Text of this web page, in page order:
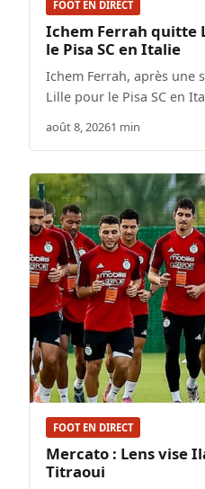
FOOT EN DIRECT
Ichem Ferrah quitte
le Pisa SC en Italie
Ichem Ferrah, après une
Lille pour le Pisa SC en
août 8, 20261 min
FOOT EN DIRECT
Mercato : Lens vise
Titraoui